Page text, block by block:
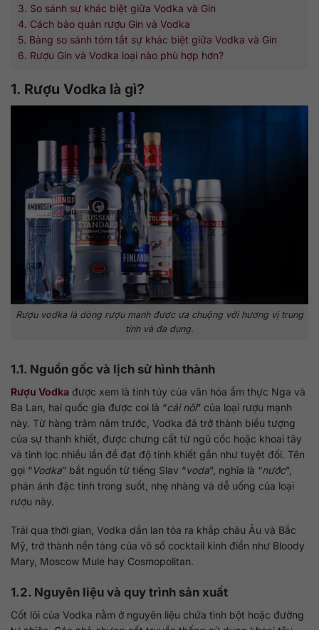
3. So sánh sự khác biệt giữa Vodka và Gin
4. Cách bảo quản rượu Gin và Vodka
5. Bảng so sánh tóm tắt sự khác biệt giữa Vodka và Gin
6. Rượu Gin và Vodka loại nào phù hợp hơn?
1. Rượu Vodka là gì?
Rượu vodka là dòng rượu mạnh được ưa chuộng với hương vị trung
tính và đa dụng.
1.1. Nguồn gốc và lịch sử hình thành
Rượu Vodka được xem là tinh túy của văn hóa ẩm thực Nga và
Ba Lan, hai quốc gia được coi là “cái nôi” của loại rượu mạnh
này. Từ hàng trăm năm trước, Vodka đã trở thành biểu tượng
của sự thanh khiết, được chưng cất từ ngũ cốc hoặc khoai tây
và tinh lọc nhiều lần để đạt độ tinh khiết gần như tuyệt đối. Tên
gọi “Vodka” bắt nguồn từ tiếng Slav “voda”, nghĩa là “nước”,
phản ánh đặc tính trong suốt, nhẹ nhàng và dễ uống của loại
rượu này.
Trải qua thời gian, Vodka dần lan tỏa ra khắp châu Âu và Bắc
Mỹ, trở thành nền tảng của vô số cocktail kinh điển như Bloody
Mary, Moscow Mule hay Cosmopolitan.
1.2. Nguyên liệu và quy trình sản xuất
Cốt lõi của Vodka nằm ở nguyên liệu chứa tinh bột hoặc đường